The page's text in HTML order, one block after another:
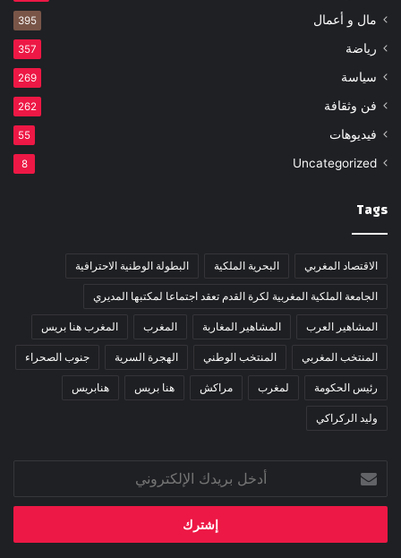
مال و أعمال 395
رياضة 357
سياسة 269
فن وثقافة 262
فيديوهات 55
Uncategorized
8
Tags
الاقتصاد المغربي البحرية الملكية البطولة الوطنية الاحترافية
الجامعة الملكية المغربية لكرة القدم تعقد اجتماعا لمكتبها المديري
المشاهير العرب المشاهير المغاربة المغرب المغرب هنا بريس
المنتخب المغربي المنتخب الوطني الهجرة السرية جنوب الصحراء
رئيس الحكومة لمغرب مراكش هنا بريس هنابريس
وليد الركراكي
أدخل
بريدك
الإلكتروني